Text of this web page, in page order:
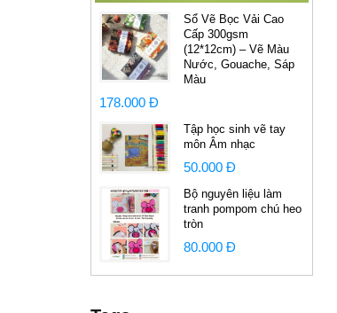
Sổ Vẽ Bọc Vải Cao
Cấp 300gsm
(12*12cm) – Vẽ Màu
Nước, Gouache, Sáp
Màu
178.000 Đ
Tập học sinh vẽ tay
môn Âm nhạc
50.000 Đ
Bộ nguyên liệu làm
tranh pompom chú heo
tròn
80.000 Đ